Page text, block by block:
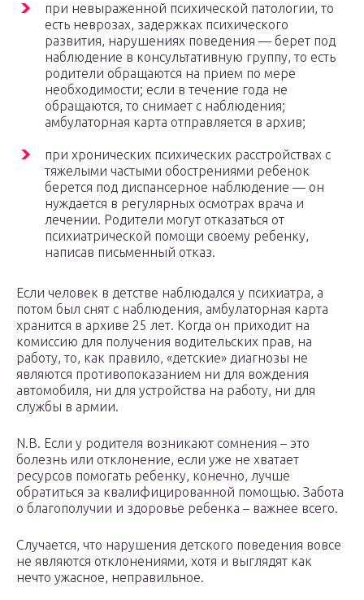
при невыраженной психической патологии, то
есть неврозах, задержках психического
развития, нарушениях поведения — берет под
наблюдение в консультативную группу, то есть
родители обращаются на прием по мере
необходимости; если в течение года не
обращаются, то снимает с наблюдения;
амбулаторная карта отправляется в архив;
при хронических психических расстройствах с
тяжелыми частыми обострениями ребенок
берется под диспансерное наблюдение — он
нуждается в регулярных осмотрах врача и
лечении. Родители могут отказаться от
психиатрической помощи своему ребенку,
написав письменный отказ.
Если человек в детстве наблюдался у психиатра, а
потом был снят с наблюдения, амбулаторная карта
хранится в архиве 25 лет. Когда он приходит на
комиссию для получения водительских прав, на
работу, то, как правило, «детские» диагнозы не
являются противопоказанием ни для вождения
автомобиля, ни для устройства на работу, ни для
службы в армии.
N.B. Если у родителя возникают сомнения – это
болезнь или отклонение, если уже не хватает
ресурсов помогать ребенку, конечно, лучше
обратиться за квалифицированной помощью. Забота
о благополучии и здоровье ребенка – важнее всего.
Случается, что нарушения детского поведения вовсе
не являются отклонениями, хотя и выглядят как
нечто ужасное, неправильное.